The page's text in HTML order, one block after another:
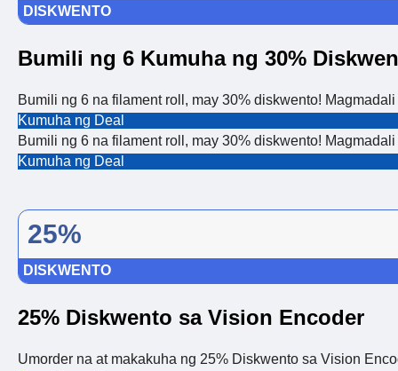
DISKWENTO
Bumili ng 6 Kumuha ng 30%
Bumili ng 6 na filament roll, may 30% diskwento!
Kumuha ng Deal
Bumili ng 6 na filament roll, may 30% diskwento!
Kumuha ng Deal
25%
DISKWENTO
25% Diskwento sa Vision Encoder
Umorder na at makakuha ng 25% Diskwento sa Vision